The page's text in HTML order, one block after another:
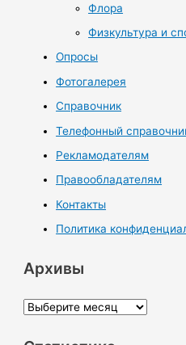
Флора
Физкультура и
Опросы
Фотогалерея
Справочник
Телефонный
Рекламодателям
Правообладателям
Контакты
Политика
Архивы
А